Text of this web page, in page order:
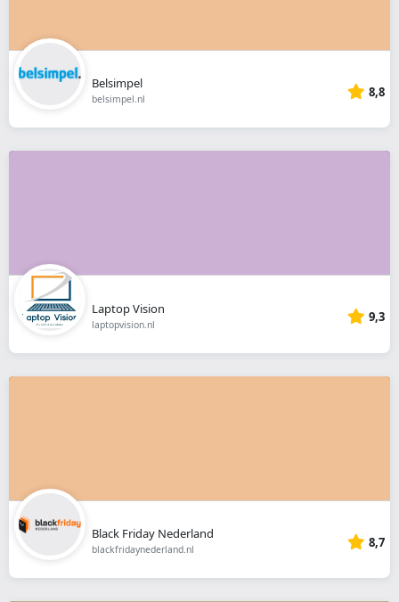
Belsimpel
belsimpel.nl 8,8
Laptop Vision
laptopvision.nl 9,3
Black Friday Nederland
blackfridaynederland.nl 8,7